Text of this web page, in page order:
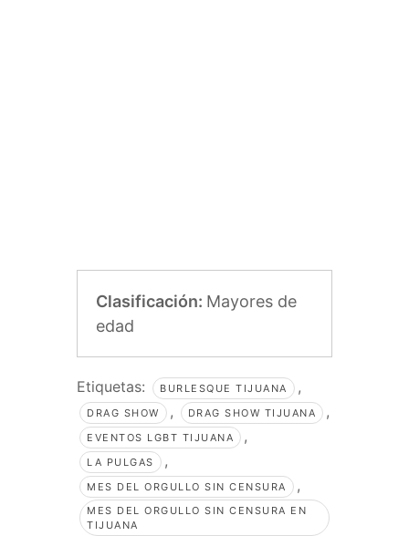
Clasificación: Mayores de
edad
Etiquetas: BURLESQUE TIJUANA ,
DRAG SHOW , DRAG SHOW TIJUANA ,
EVENTOS LGBT TIJUANA ,
LA PULGAS ,
MES DEL ORGULLO SIN CENSURA ,
MES DEL ORGULLO SIN CENSURA EN
TIJUANA